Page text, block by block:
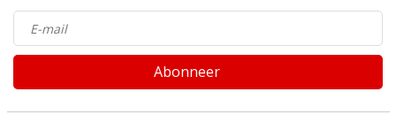
Abonneer